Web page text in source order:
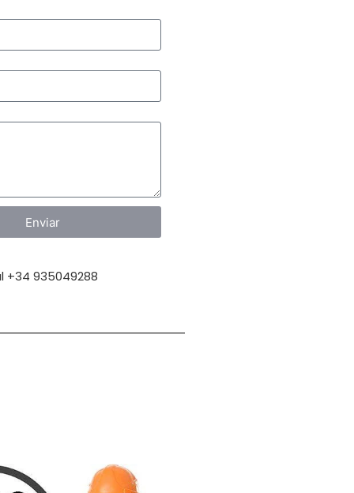
Stand En
Enviar
+34 935049288